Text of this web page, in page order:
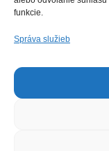
funkcie.
Správa služieb
979 01 Rimavská
IČO: 43348076